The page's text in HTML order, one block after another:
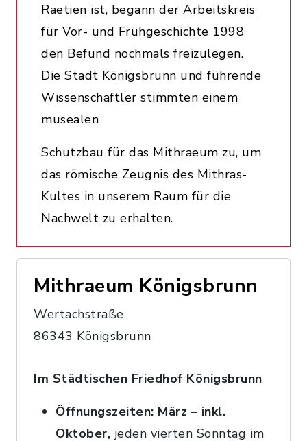
Raetien ist, begann der Arbeitskreis
für Vor- und Frühgeschichte 1998
den Befund nochmals freizulegen.
Die Stadt Königsbrunn und führende
Wissenschaftler stimmten einem
musealen
Schutzbau für das Mithraeum zu, um
das römische Zeugnis des Mithras-
Kultes in unserem Raum für die
Nachwelt zu erhalten.
Mithraeum Königsbrunn
Wertachstraße
86343 Königsbrunn
Im Städtischen Friedhof Königsbrunn
Öffnungszeiten: März – inkl.
Oktober, jeden vierten Sonntag im